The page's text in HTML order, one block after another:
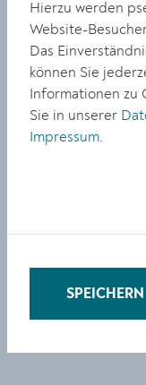
Die
Blick
10
Krems-Stadt
Wels-Stadt
Klagenfurt
Hierzu werden
Website-
Das
können Sie
Informationen zu
Sie in unserer
Impressum.
SPEICHERN